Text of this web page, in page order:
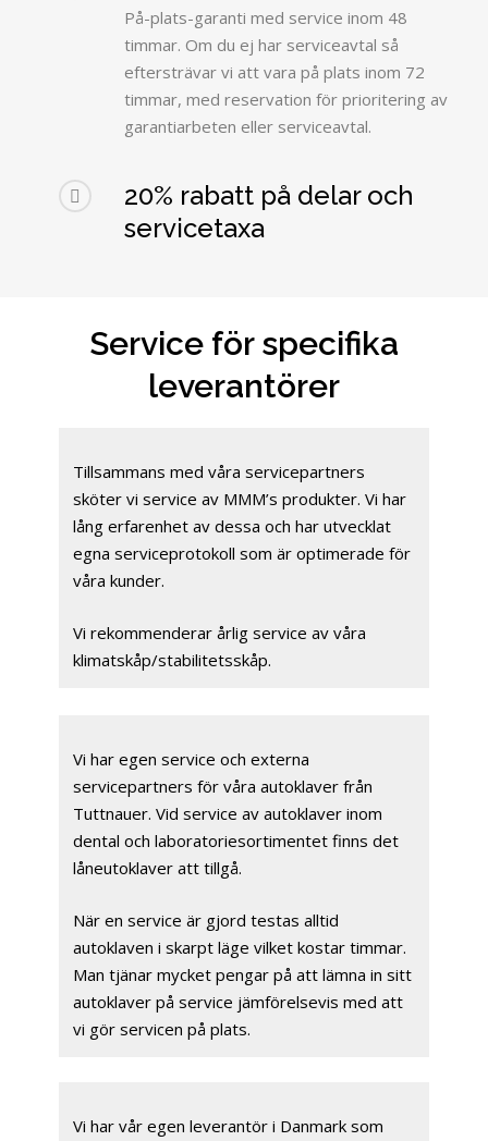
På-plats-garanti med service inom 48
timmar. Om du ej har serviceavtal så
eftersträvar vi att vara på plats inom 72
timmar, med reservation för prioritering av
garantiarbeten eller serviceavtal.
20% rabatt på delar och
servicetaxa
Service för specifika
leverantörer
Tillsammans med våra servicepartners
sköter vi service av MMM’s produkter. Vi har
lång erfarenhet av dessa och har utvecklat
egna serviceprotokoll som är optimerade för
våra kunder.
Vi rekommenderar årlig service av våra
klimatskåp/stabilitetsskåp.
Vi har egen service och externa
servicepartners för våra autoklaver från
Tuttnauer. Vid service av autoklaver inom
dental och laboratoriesortimentet finns det
låneutoklaver att tillgå.
När en service är gjord testas alltid
autoklaven i skarpt läge vilket kostar timmar.
Man tjänar mycket pengar på att lämna in sitt
autoklaver på service jämförelsevis med att
vi gör servicen på plats.
Vi har vår egen leverantör i Danmark som